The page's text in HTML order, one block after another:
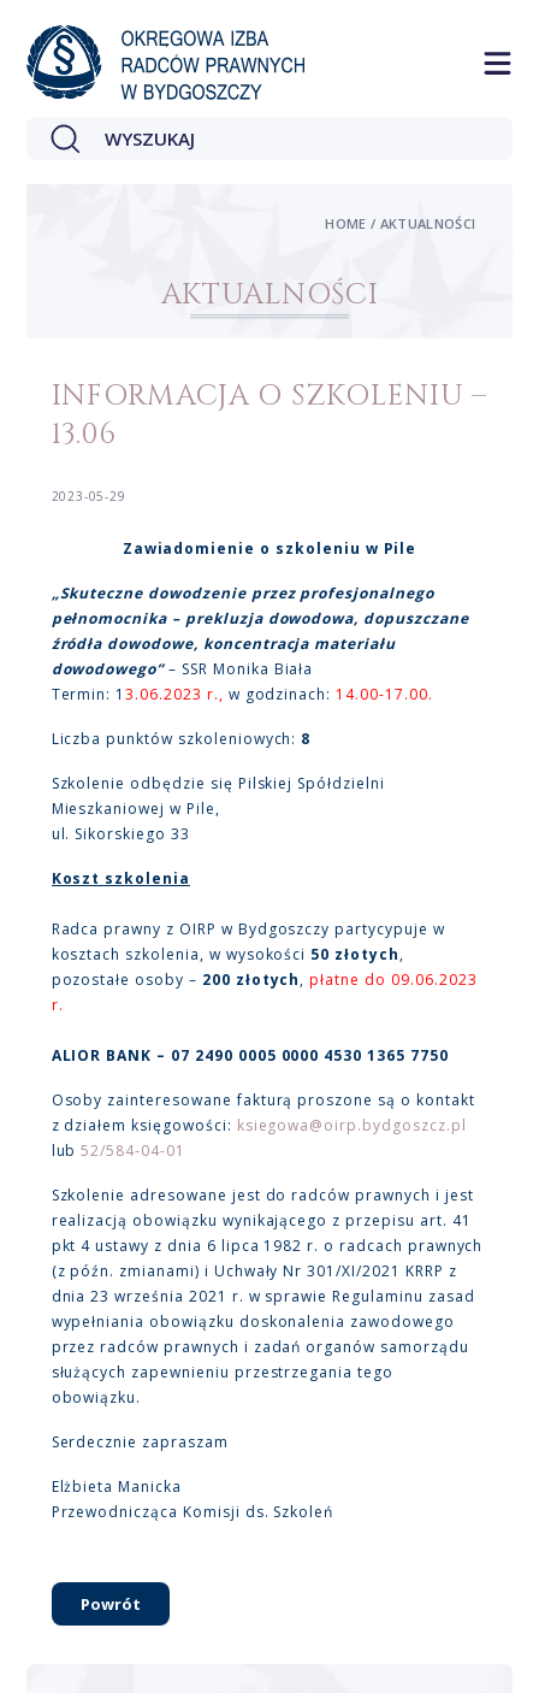
AKTUALNOŚCI
HOME / AKTUALNOŚCI
INFORMACJA O SZKOLENIU –
13.06
2023-05-29
Zawiadomienie o szkoleniu w Pile
„Skuteczne dowodzenie przez profesjonalnego
pełnomocnika – prekluzja dowodowa, dopuszczane
źródła dowodowe, koncentracja materiału
dowodowego” – SSR Monika Biała
Termin: 13.06.2023 r., w godzinach: 14.00-17.00.
Liczba punktów szkoleniowych: 8
Szkolenie odbędzie się Pilskiej Spółdzielni
Mieszkaniowej w Pile,
ul. Sikorskiego 33
Koszt szkolenia
Radca prawny z OIRP w Bydgoszczy partycypuje w
kosztach szkolenia, w wysokości 50 złotych,
pozostałe osoby – 200 złotych,płatne do 09.06.2023
r.
ALIOR BANK – 07 2490 0005 0000 4530 1365 7750
Osoby zainteresowane fakturą proszone są o kontakt
z działem księgowości: ksiegowa@oirp.bydgoszcz.pl
lub52/584-04-01
Szkolenie adresowane jest do radców prawnych i jest
realizacją obowiązku wynikającego z przepisu art. 41
pkt 4 ustawy z dnia 6 lipca 1982 r. o radcach prawnych
(z późn. zmianami) i Uchwały Nr 301/XI/2021 KRRP z
dnia 23 września 2021 r. w sprawie Regulaminu zasad
wypełniania obowiązku doskonalenia zawodowego
przez radców prawnych i zadań organów samorządu
służących zapewnieniu przestrzegania tego
obowiązku.
Serdecznie zapraszam
Elżbieta Manicka
Przewodnicząca Komisji ds. Szkoleń
Powrót